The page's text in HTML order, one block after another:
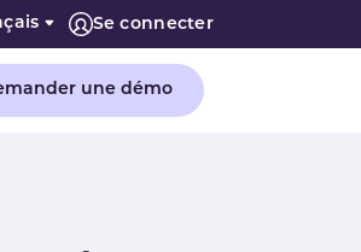
Se connecter
une démo